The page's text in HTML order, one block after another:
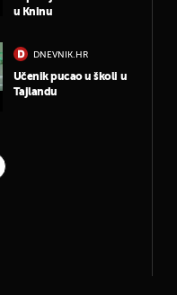
u Kninu
DNEVNIK.HR
Učenik pucao u školi u
Tajlandu